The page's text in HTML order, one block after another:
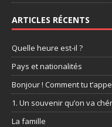
ARTICLES RÉCENTS
Quelle heure est-il ?
Pays et nationalités
Bonjour ! Comment tu
1. Un souvenir qu’on va
La famille